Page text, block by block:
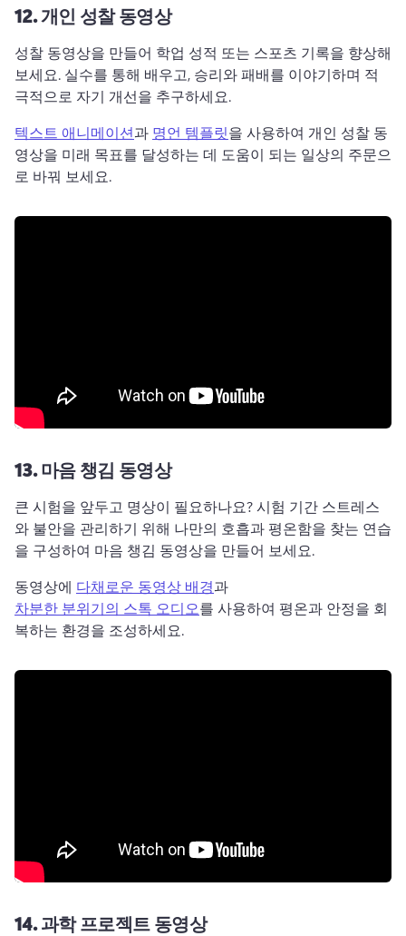
12.개인 성찰 동영상
성찰 동영상을 만들어 학업 성적 또는 스포츠 기록을 향상해
보세요. 실수를 통해 배우고, 승리와 패배를 이야기하며 적
극적으로 자기 개선을 추구하세요.
텍스트 애니메이션과 명언 템플릿을 사용하여 개인 성찰 동
영상을 미래 목표를 달성하는 데 도움이 되는 일상의 주문으
로 바꿔 보세요.
13.마음 챙김 동영상
큰 시험을 앞두고 명상이 필요하나요? 시험 기간 스트레스
와 불안을 관리하기 위해 나만의 호흡과 평온함을 찾는 연습
을 구성하여 마음 챙김 동영상을 만들어 보세요.
동영상에 다채로운 동영상 배경과
차분한 분위기의 스톡 오디오를 사용하여 평온과 안정을 회
복하는 환경을 조성하세요.
14.과학 프로젝트 동영상